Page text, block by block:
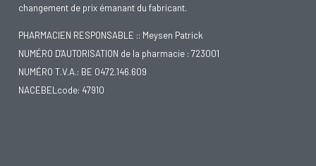
changement de prix émanant du fabricant.
PHARMACIEN RESPONSABLE :: Meysen Patrick
NUMÉRO D'AUTORISATION de la pharmacie : 723001
NUMÉRO T.V.A.: BE 0472.146.609
NACEBELcode: 47910